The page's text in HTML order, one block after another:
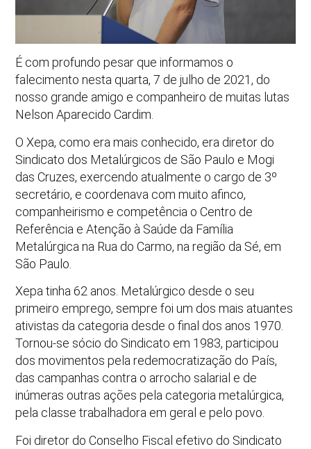
É com profundo pesar que informamos o
falecimento nesta quarta, 7 de julho de 2021, do
nosso grande amigo e companheiro de muitas lutas
Nelson Aparecido Cardim.
O Xepa, como era mais conhecido, era diretor do
Sindicato dos Metalúrgicos de São Paulo e Mogi
das Cruzes, exercendo atualmente o cargo de 3º
secretário, e coordenava com muito afinco,
companheirismo e competência o Centro de
Referência e Atenção à Saúde da Família
Metalúrgica na Rua do Carmo, na região da Sé, em
São Paulo.
Xepa tinha 62 anos. Metalúrgico desde o seu
primeiro emprego, sempre foi um dos mais atuantes
ativistas da categoria desde o final dos anos 1970.
Tornou-se sócio do Sindicato em 1983, participou
dos movimentos pela redemocratização do País,
das campanhas contra o arrocho salarial e de
inúmeras outras ações pela categoria metalúrgica,
pela classe trabalhadora em geral e pelo povo.
Foi diretor do Conselho Fiscal efetivo do Sindicato